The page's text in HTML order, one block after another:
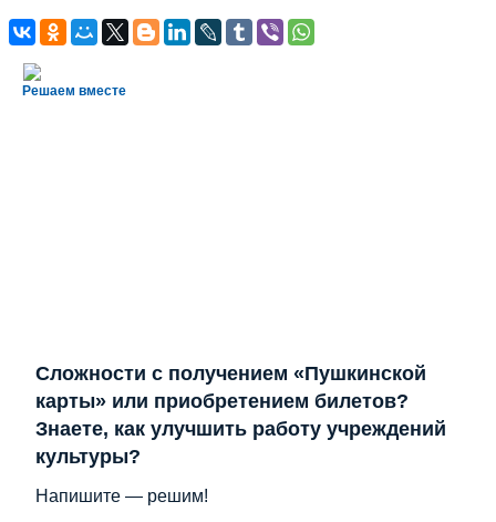
Решаем вместе
Сложности с получением «Пушкинской
карты» или приобретением билетов?
Знаете, как улучшить работу учреждений
культуры?
Напишите — решим!